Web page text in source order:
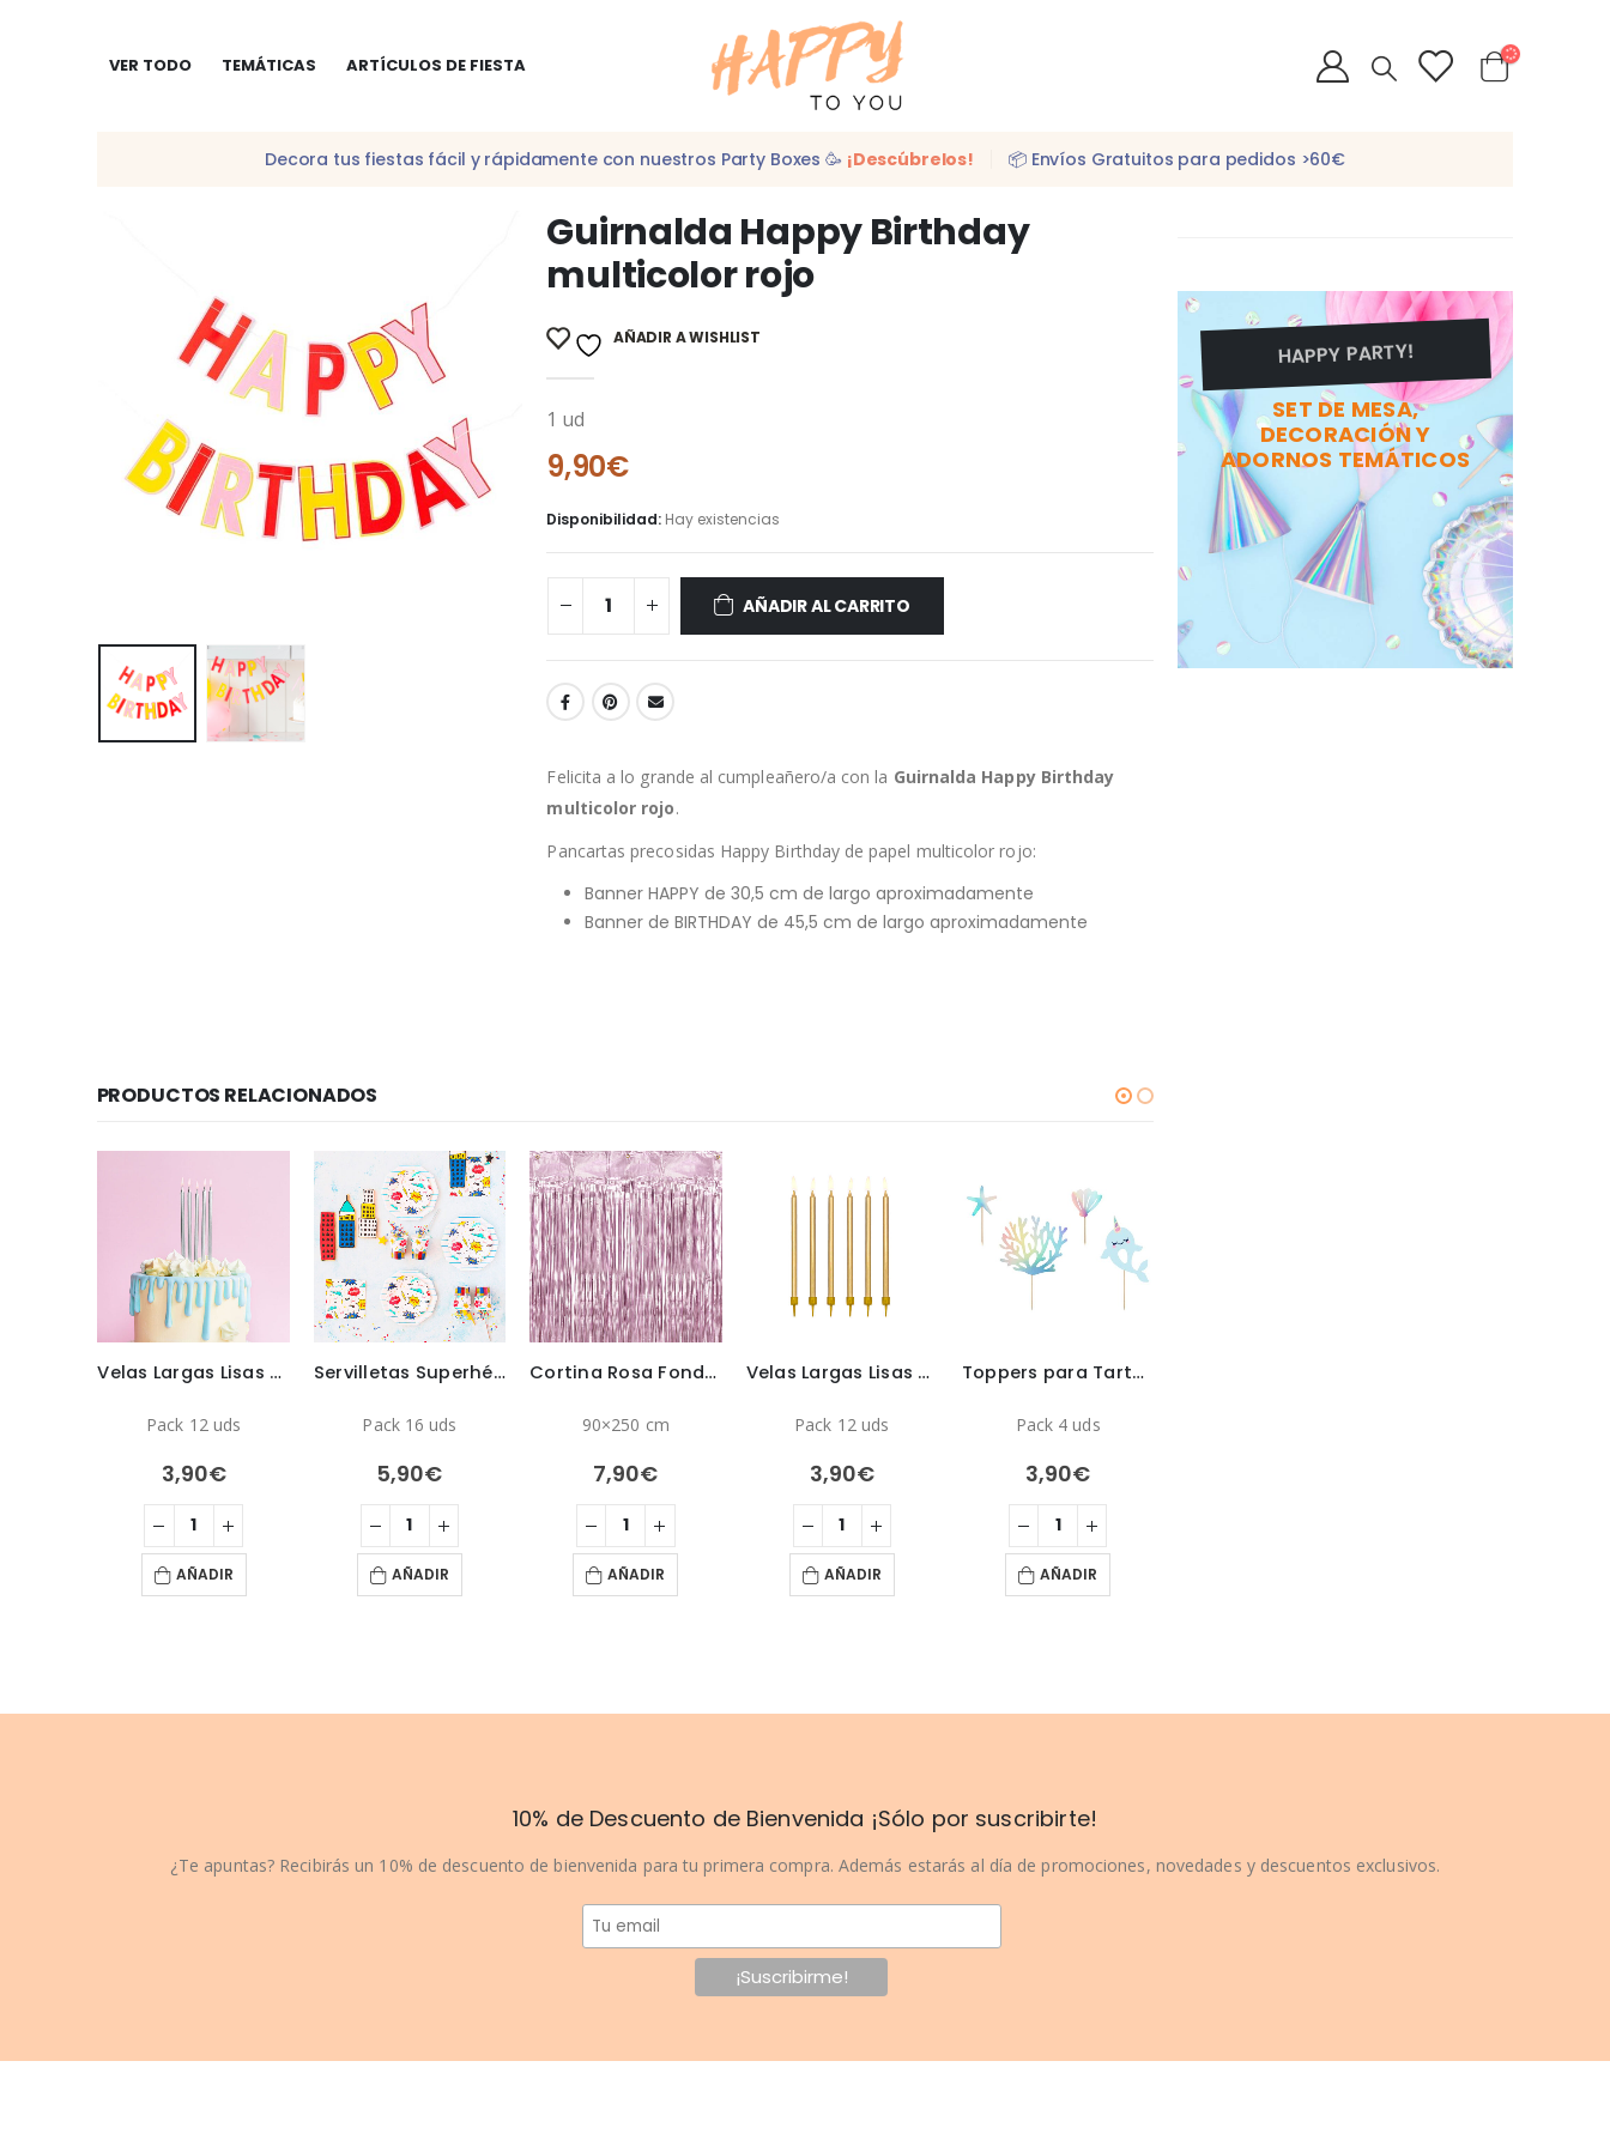
VER TODO TEMÁTICAS ARTÍCULOS DE FIESTA
Decora tus fiestas fácil y rápidamente con nuestros Party Boxes 🥳 ¡Descúbrelos! 📦 Envíos Gratuitos para pedidos >60€
Guirnalda Happy Birthday
multicolor rojo
AÑADIR A WISHLIST
1 ud
9,90€
Disponibilidad: Hay existencias
AÑADIR AL CARRITO
Felicita a lo grande al cumpleañero/a con la Guirnalda Happy Birthday
multicolor rojo.
Pancartas precosidas Happy Birthday de papel multicolor rojo:
Banner HAPPY de 30,5 cm de largo aproximadamente
Banner de BIRTHDAY de 45,5 cm de largo aproximadamente
PRODUCTOS RELACIONADOS
Velas Largas Lisas Plateadas
Pack 12 uds
3,90€
AÑADIR
Servilletas Superhéroes
Pack 16 uds
5,90€
AÑADIR
Cortina Rosa Fondo Photocall
90×250 cm
7,90€
AÑADIR
Velas Largas Lisas Doradas
Pack 12 uds
3,90€
AÑADIR
Toppers para Tarta Bajo del Mar
Pack 4 uds
3,90€
AÑADIR
HAPPY PARTY!
SET DE MESA,
DECORACIÓN Y
ADORNOS TEMÁTICOS
10% de Descuento de Bienvenida ¡Sólo por suscribirte!
¿Te apuntas? Recibirás un 10% de descuento de bienvenida para tu primera compra. Además estarás al día de promociones, novedades y descuentos exclusivos.